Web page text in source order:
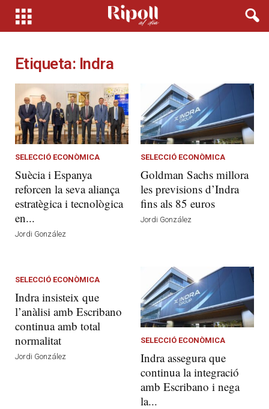
Etiqueta: Indra
SELECCIÓ ECONÒMICA
Suècia i Espanya
reforcen la seva aliança
estratègica i tecnològica
en...
Jordi González
SELECCIÓ ECONÒMICA
Goldman Sachs millora
les previsions d’Indra
fins als 85 euros
Jordi González
SELECCIÓ ECONÒMICA
Indra insisteix que
l’anàlisi amb Escribano
continua amb total
normalitat
Jordi González
SELECCIÓ ECONÒMICA
Indra assegura que
continua la integració
amb Escribano i nega
la...